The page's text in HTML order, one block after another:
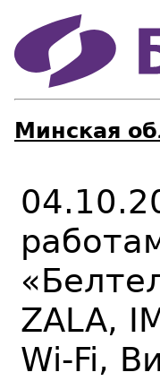
Минская
ZALA,
Wi-Fi,